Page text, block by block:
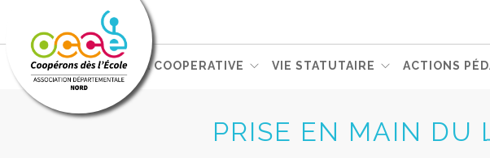
L'OCCE GERER SA COOPERATIVE VIE STATUTAIRE ACTIONS
PRISE EN MAIN DU